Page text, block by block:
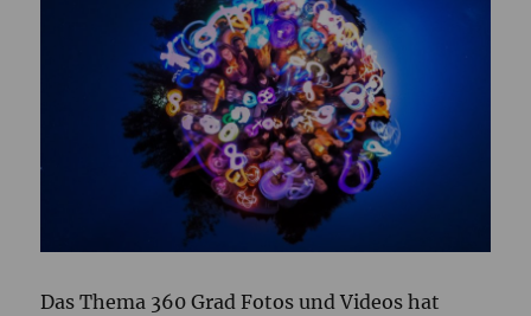
Das Thema 360 Grad Fotos und Videos hat